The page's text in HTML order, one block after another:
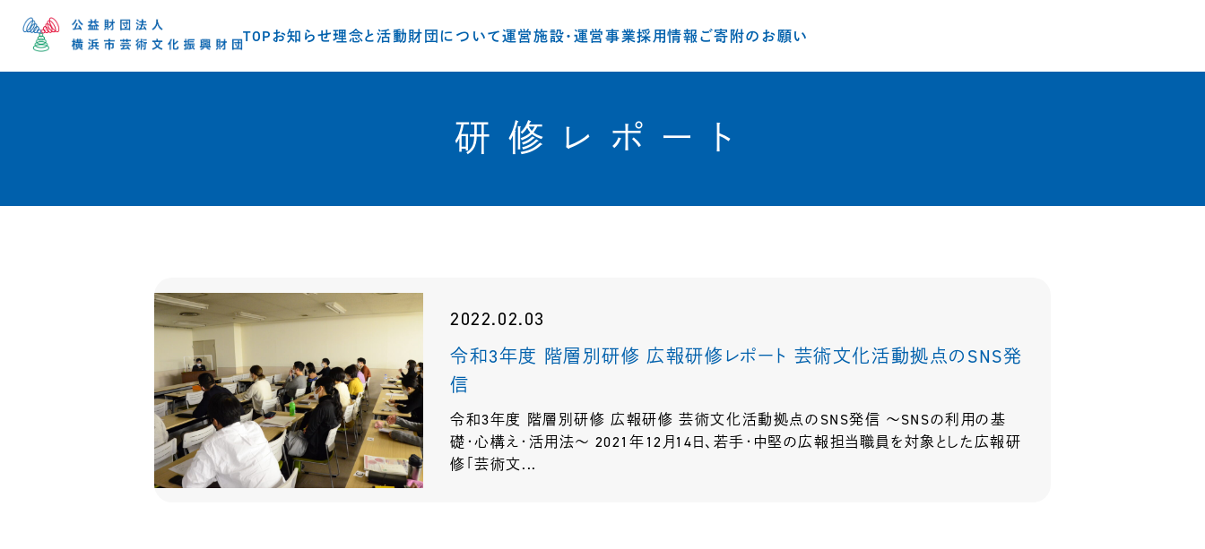
TOPお知らせ理念と活動財団について運営施設・運営事業採用情報ご寄附のお願い
研修レポート
2022.02.03
令和3年度 階層別研修 広報研修レポート 芸術文化活動拠点のSNS発
信
令和3年度 階層別研修 広報研修 芸術文化活動拠点のSNS発信 ～SNSの利用の基
礎・心構え・活用法～ 2021年12月14日、若手・中堅の広報担当職員を対象とした広報研
修「芸術文...